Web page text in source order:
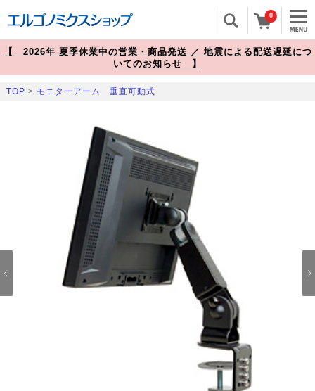
0
【 2026年 夏季休業中の営業・商品発送 ／ 地震による配送遅延につ
いてのお知らせ 】
TOP > モニターアーム 垂直可動式